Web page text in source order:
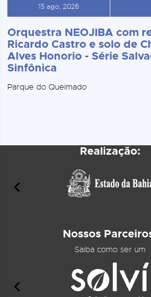
15 ago, 2026
Orquestra NEOJIBA com
Ricardo Castro e solo de
Alves Honorio - Série
Sinfônica
Parque do Queimado
Realização:
Nossos
Saiba como ser um